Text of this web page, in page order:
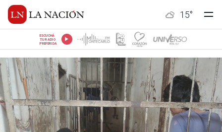
15°
ESCUCHÁ
TU RADIO
PREFERIDA